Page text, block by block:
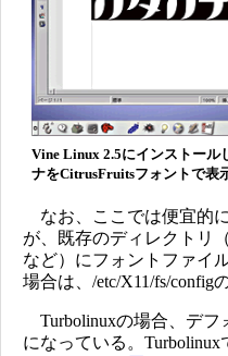
Vine Linux 2.5にインストール
ナをCitrusFruitsフォントで表
なお、ここでは便宜的
が、既存のディレクトリ（
など）にフォントファイ
場合は、/etc/X11/fs/config
Turbolinuxの場合、デフ
になっている。Turbolinux